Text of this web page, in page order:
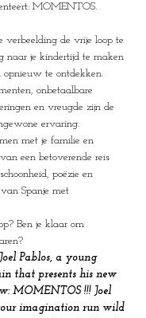
MOMENTOS.
verbeelding de vrije loop te
naar je kindertijd te maken
te ontdekken.
onbetaalbare
en vreugde zijn de
ervaring.
met je familie en
een betoverende reis
poëzie en
Spanje met
Ben je klaar om
Pablos, a young
that presents his new
MOMENTOS !!! Joel
imagination run wild